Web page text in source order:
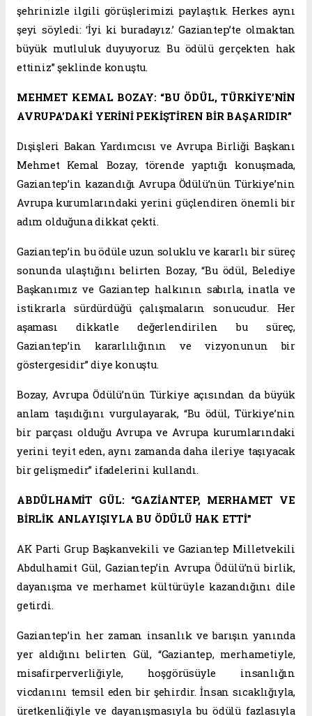
şehrinizle ilgili görüşlerimizi paylaştık. Herkes aynı
şeyi söyledi: ‘İyi ki buradayız.’ Gaziantep’te olmaktan
büyük mutluluk duyuyoruz. Bu ödülü gerçekten hak
ettiniz” şeklinde konuştu.
MEHMET KEMAL BOZAY: “BU ÖDÜL, TÜRKİYE’NİN
AVRUPA’DAKİ YERİNİ PEKİŞTİREN BİR BAŞARIDIR”
Dışişleri Bakan Yardımcısı ve Avrupa Birliği Başkanı
Mehmet Kemal Bozay, törende yaptığı konuşmada,
Gaziantep’in kazandığı Avrupa Ödülü’nün Türkiye’nin
Avrupa kurumlarındaki yerini güçlendiren önemli bir
adım olduğuna dikkat çekti.
Gaziantep’in bu ödüle uzun soluklu ve kararlı bir süreç
sonunda ulaştığını belirten Bozay, “Bu ödül, Belediye
Başkanımız ve Gaziantep halkının sabırla, inatla ve
istikrarla sürdürdüğü çalışmaların sonucudur. Her
aşaması dikkatle değerlendirilen bu süreç,
Gaziantep’in kararlılığının ve vizyonunun bir
göstergesidir” diye konuştu.
Bozay, Avrupa Ödülü’nün Türkiye açısından da büyük
anlam taşıdığını vurgulayarak, “Bu ödül, Türkiye’nin
bir parçası olduğu Avrupa ve Avrupa kurumlarındaki
yerini teyit eden, aynı zamanda daha ileriye taşıyacak
bir gelişmedir” ifadelerini kullandı.
ABDÜLHAMİT GÜL: “GAZİANTEP, MERHAMET VE
BİRLİK ANLAYIŞIYLA BU ÖDÜLÜ HAK ETTİ”
AK Parti Grup Başkanvekili ve Gaziantep Milletvekili
Abdulhamit Gül, Gaziantep’in Avrupa Ödülü’nü birlik,
dayanışma ve merhamet kültürüyle kazandığını dile
getirdi.
Gaziantep’in her zaman insanlık ve barışın yanında
yer aldığını belirten Gül, “Gaziantep, merhametiyle,
misafirperverliğiyle, hoşgörüsüyle insanlığın
vicdanını temsil eden bir şehirdir. İnsan sıcaklığıyla,
üretkenliğiyle ve dayanışmasıyla bu ödülü fazlasıyla